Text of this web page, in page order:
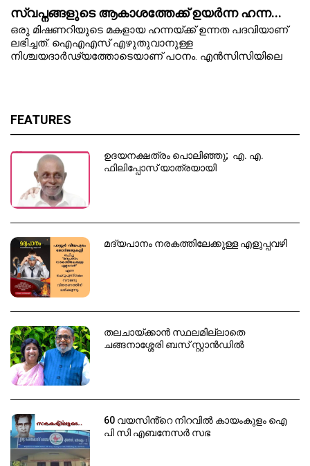
സ്വപ്നങ്ങളുടെ ആകാശത്തേക്ക് ഉയർന്ന ഹന്ന...
ഒരു മിഷണറിയുടെ മകളായ ഹന്നയ്ക്ക് ഉന്നത പദവിയാണ്
ലഭിച്ചത്. ഐഎഎസ് എഴുതുവാനുള്ള
നിശ്ചയദാർഢ്യത്തോടെയാണ് പഠനം. എൻസിസിയിലെ
FEATURES
ഉദയനക്ഷത്രം പൊലിഞ്ഞു; എ. എ.
ഫിലിപ്പോസ് യാത്രയായി
മദ്യപാനം നരകത്തിലേക്കുള്ള എളുപ്പവഴി
തലചായ്ക്കാൻ സ്ഥലമില്ലാതെ
ചങ്ങനാശ്ശേരി ബസ് സ്റ്റാൻഡിൽ
60 വയസിൻ്റെ നിറവിൽ കായംകുളം ഐ
പി സി എബനേസർ സഭ